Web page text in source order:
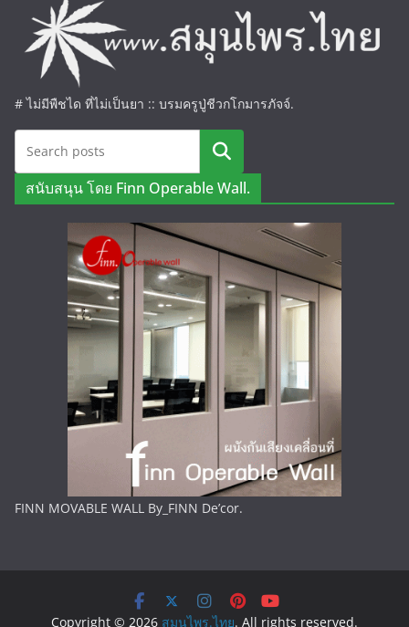
# ไม่มีพืชได ที่ไม่เป็นยา :: บรมครูปู่ชีวกโกมารภัจจ์.
ค้นหา
สนับสนุน โดย Finn Operable Wall.
FINN MOVABLE WALL By_FINN De’cor.
Copyright © 2026 สมุนไพร.ไทย. All rights reserved.